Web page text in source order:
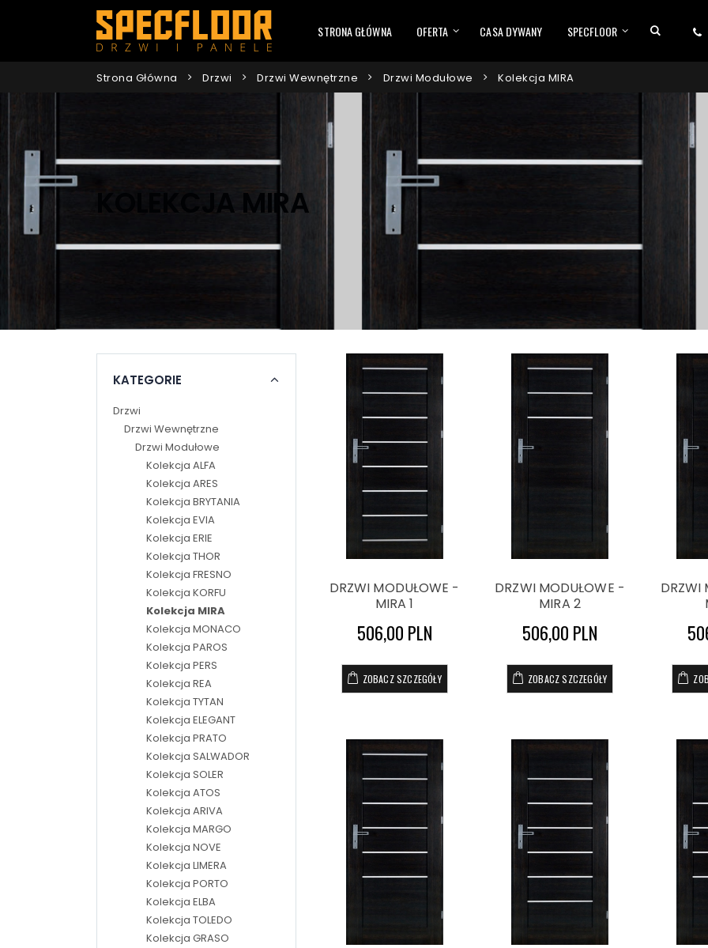
STRONA GŁÓWNA OFERTA CASA DYWANY SPECFLOOR
Strona Główna Drzwi Drzwi Wewnętrzne Drzwi Modułowe Kolekcja MIRA
KOLEKCJA MIRA
KATEGORIE
Drzwi
Drzwi Wewnętrzne
Drzwi Modułowe
Kolekcja ALFA
Kolekcja ARES
Kolekcja BRYTANIA
Kolekcja EVIA
Kolekcja ERIE
Kolekcja THOR
Kolekcja FRESNO
Kolekcja KORFU
Kolekcja MIRA
Kolekcja MONACO
Kolekcja PAROS
Kolekcja PERS
Kolekcja REA
Kolekcja TYTAN
Kolekcja ELEGANT
Kolekcja PRATO
Kolekcja SALWADOR
Kolekcja SOLER
Kolekcja ATOS
Kolekcja ARIVA
Kolekcja MARGO
Kolekcja NOVE
Kolekcja LIMERA
Kolekcja PORTO
Kolekcja ELBA
Kolekcja TOLEDO
Kolekcja GRASO
DRZWI MODUŁOWE -
MIRA 1
506,00 PLN
ZOBACZ SZCZEGÓŁY
DRZWI MODUŁOWE -
MIRA 2
506,00 PLN
ZOBACZ SZCZEGÓŁY
DRZWI